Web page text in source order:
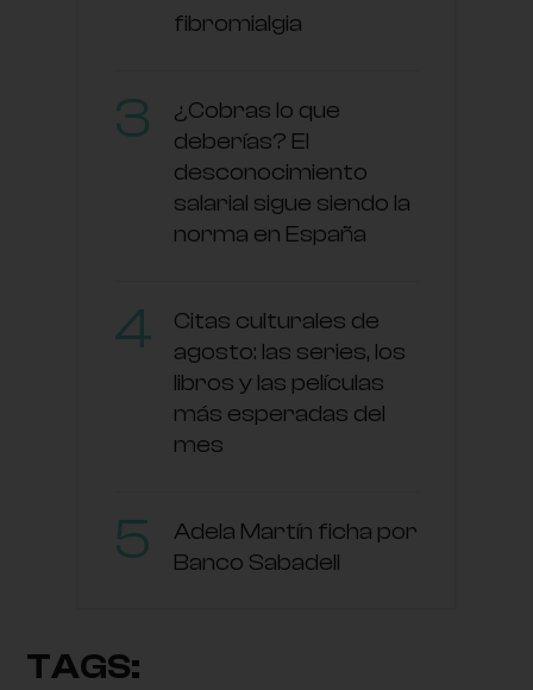
fibromialgia
¿Cobras lo que
deberías? El
desconocimiento
salarial sigue siendo la
norma en España
Citas culturales de
agosto: las series, los
libros y las películas
más esperadas del
mes
Adela Martín ficha por
Banco Sabadell
TAGS: